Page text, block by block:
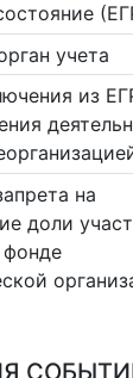
учета
из
на
доли